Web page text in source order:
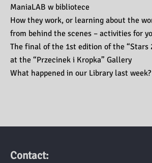
ManiaLAB w bibliotece
How they work, or learning about the
from behind the scenes – activities for
The final of the 1st edition of the “Stars
at the “Przecinek i Kropka” Gallery
What happened in our Library last week?
Contact: